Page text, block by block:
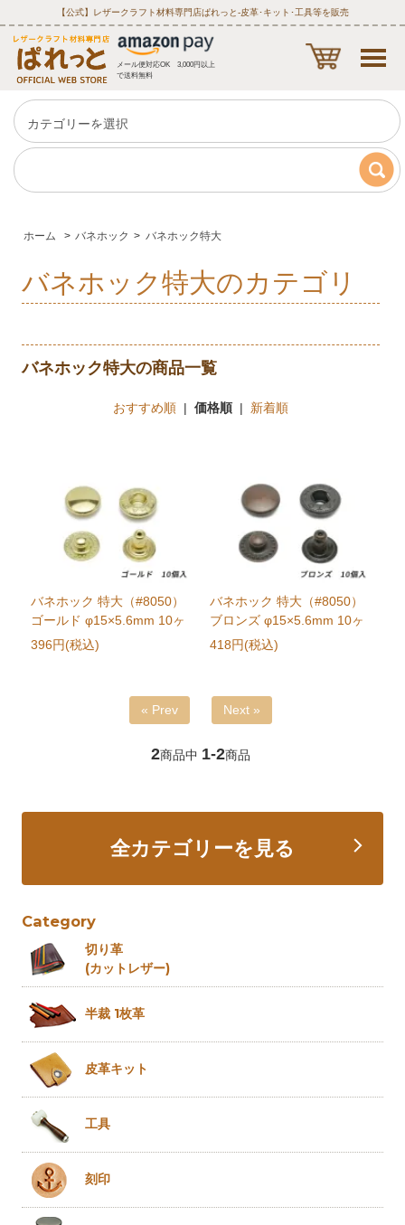
【公式】レザークラフト材料専門店ぱれっと‐皮革･キット･工具等を販売
メール便対応OK 3,000円以上
で送料無料
ホーム > バネホック > バネホック特大
バネホック特大のカテゴリ
バネホック特大の商品一覧
おすすめ順| 価格順| 新着順
バネホック 特大（#8050）
ゴールド φ15×5.6mm 10ヶ
396円(税込)
バネホック 特大（#8050）
ブロンズ φ15×5.6mm 10ヶ
418円(税込)
« Prev Next »
2商品中 1-2商品
全カテゴリーを見る
Category
切り革
(カットレザー)
半裁 1枚革
皮革キット
工具
刻印